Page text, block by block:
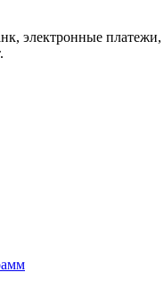
электронные платежи,